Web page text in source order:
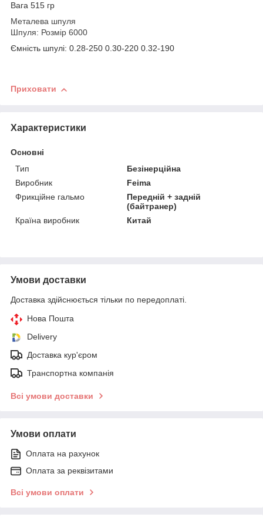
Вага 515 гр
Металева шпуля
Шпуля: Розмір 6000
Ємність шпулі: 0.28-250 0.30-220 0.32-190
Приховати
Характеристики
Основні
Тип
Безінерційна
Виробник
Feima
Фрикційне гальмо
Передній + задній
(байтранер)
Країна виробник
Китай
Умови доставки
Доставка здійснюється тільки по передоплаті.
Нова Пошта
Delivery
Доставка кур'єром
Транспортна компанія
Всі умови доставки
Умови оплати
Оплата на рахунок
Оплата за реквізитами
Всі умови оплати